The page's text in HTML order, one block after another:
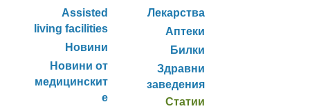
Assisted
living facilities
Новини
Новини от
медицинскит
е
Лекарства
Аптеки
Билки
Здравни
заведения
Статии